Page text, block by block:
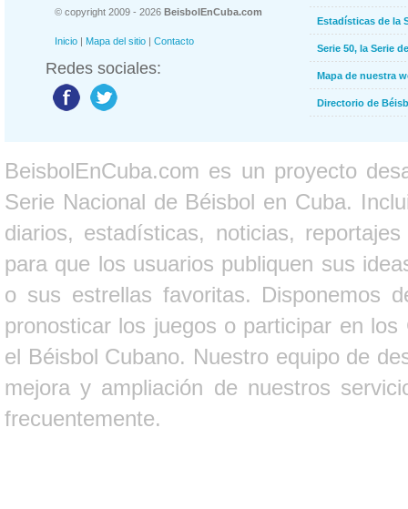
© copyright 2009 - 2026 BeisbolEnCuba.com
Inicio | Mapa del sitio | Contacto
Redes sociales:
Estadísticas de la
Serie 50, la Serie
Mapa de nuestra
Directorio de
BeisbolEnCuba.com es un proyecto
Serie Nacional de Béisbol en Cuba.
diarios, estadísticas, noticias,
para que los usuarios publiquen sus
o sus estrellas favoritas. Disponemos
pronosticar los juegos o participar en
el Béisbol Cubano. Nuestro equipo de
mejora y ampliación de nuestros
frecuentemente.